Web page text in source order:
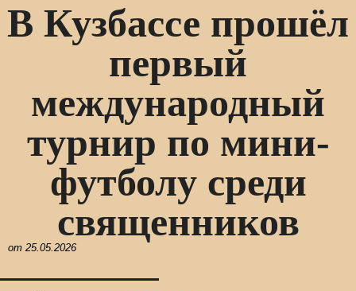
В Кузбассе прошёл
первый
международный
турнир по мини-
футболу среди
священников
от 25.05.2026